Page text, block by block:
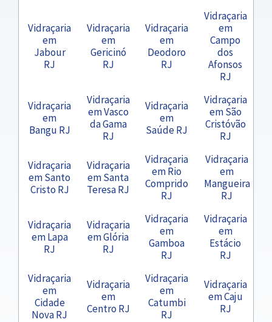
Vidraçaria
em
Jabour
RJ
Vidraçaria
em
Gericinó
RJ
Vidraçaria
em
Deodoro
RJ
Vidraçaria
em
Campo
dos
Afonsos
RJ
Vidraçaria
em
Bangu RJ
Vidraçaria
em Vasco
da Gama
RJ
Vidraçaria
em
Saúde RJ
Vidraçaria
em São
Cristóvão
RJ
Vidraçaria
em Santo
Cristo RJ
Vidraçaria
em Santa
Teresa RJ
Vidraçaria
em Rio
Comprido
RJ
Vidraçaria
em
Mangueira
RJ
Vidraçaria
em Lapa
RJ
Vidraçaria
em Glória
RJ
Vidraçaria
em
Gamboa
RJ
Vidraçaria
em
Estácio
RJ
Vidraçaria
em
Cidade
Nova RJ
Vidraçaria
em
Centro RJ
Vidraçaria
em
Catumbi
RJ
Vidraçaria
em Caju
RJ